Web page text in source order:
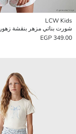
LCW Kids
شورت بناتي مزهر بنقشة زهور
349.00 EGP